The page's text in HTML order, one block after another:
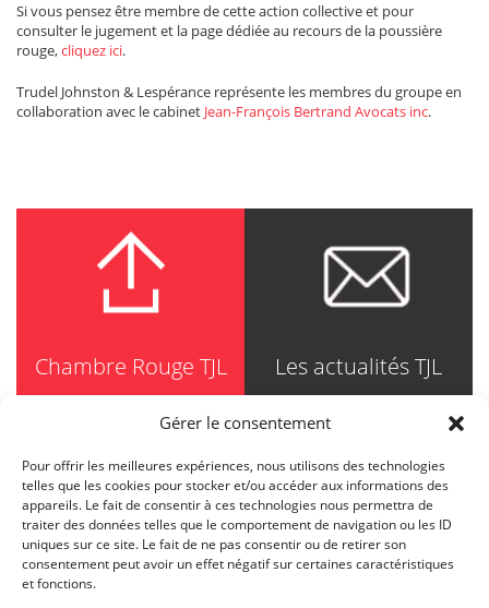
Gérer le consentement
Pour offrir les meilleures expériences, nous utilisons des technologies
telles que les cookies pour stocker et/ou accéder aux informations des
appareils. Le fait de consentir à ces technologies nous permettra de
traiter des données telles que le comportement de navigation ou les ID
uniques sur ce site. Le fait de ne pas consentir ou de retirer son
consentement peut avoir un effet négatif sur certaines caractéristiques
et fonctions.
Si vous pensez être membre de cette action collective et pour
consulter le jugement et la page dédiée au recours de la poussière
rouge,cliquez ici.
Trudel Johnston & Lespérance représente les membres du groupe en
collaboration avec le cabinet Jean-François Bertrand Avocats inc.
Chambre Rouge TJL Les actualités TJL
TRUDEL JOHNSTON & LESPÉRANCE
Avocats / Barristers & Solicitors
750, Côte de la Place d'Armes, Suite 90
Montréal (Quebec) H2Y 2X8
T514 871-8385
1-844-588-8385